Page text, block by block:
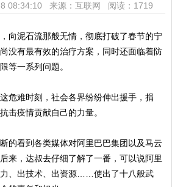
08:34:10 来源：互联网 阅读：1719
向泥石流那般无情，彻底打破了春节的宁
没有最有效的治疗方案，同时还面临着防
等一系列问题。
危难时刻，社会各界纷纷伸出援手，捐
击疫情贡献自己的力量。
的看到各类媒体对阿里巴巴集团以及马云
来，达叔去仔细了解了一番，可以说阿里
、出技术、出资源……使出了十八般武